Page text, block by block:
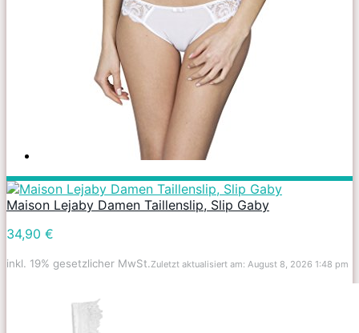
Maison Lejaby Damen Taillenslip, Slip Gaby
34,90 €
inkl. 19% gesetzlicher MwSt.Zuletzt aktualisiert am: August 8, 2026 1:48 pm